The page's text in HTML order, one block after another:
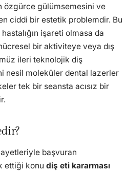
özgürce gülümsemesini ve
ciddi bir estetik problemdir. Bu
işareti olmasa da
bir aktiviteye veya dış
ileri teknolojik diş
nesil moleküler dental lazerler
tek bir seansta acısız bir
başvuran
ettiği konu diş eti kararması